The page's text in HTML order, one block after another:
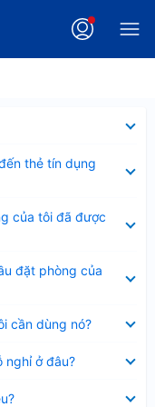
thẻ tín dụng
của tôi đã được
đặt phòng của
cần dùng nó?
nghỉ ở đâu?